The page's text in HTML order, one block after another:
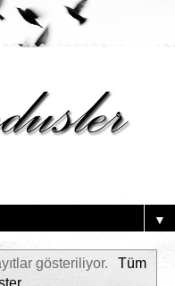
▼
gösteriliyor.
Tüm